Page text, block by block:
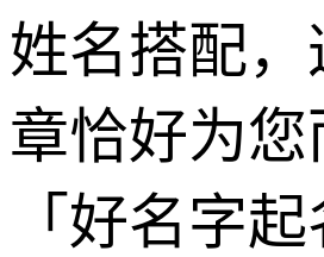
姓名搭配，
章恰好为您
「好名字起